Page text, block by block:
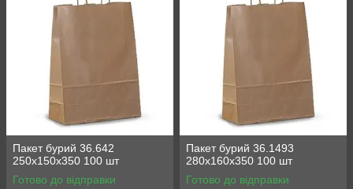
Пакет бурий 36.642
250х150х350 100 шт
Готово до відправки
Пакет бурий 36.1493
280х160х350 100 шт
Готово до відправки